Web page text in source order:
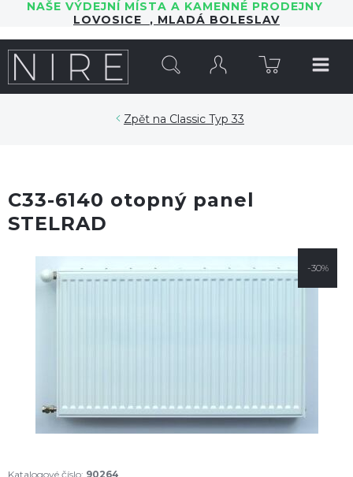
NAŠE VÝDEJNÍ MÍSTA A KAMENNÉ PRODEJNY
LOVOSICE , MLADÁ BOLESLAV
Classic Typ 33
C33-6140 otopný panel
STELRAD
-30%
Katalogové číslo: 90264